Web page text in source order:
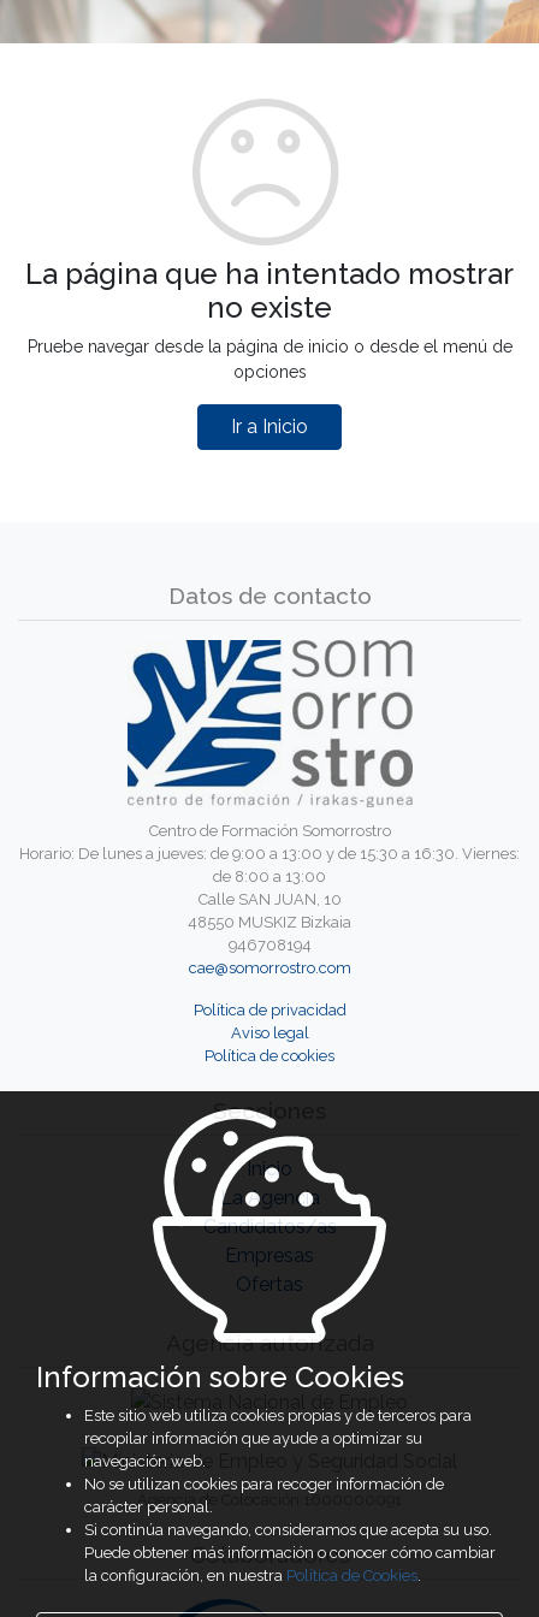
La página que ha intentado mostrar
no existe
Pruebe navegar desde la página de inicio o desde el menú de
opciones
Ir a Inicio
Datos de contacto
Centro de Formación Somorrostro
Horario: De lunes a jueves: de 9:00 a 13:00 y de 15:30 a 16:30. Viernes:
de 8:00 a 13:00
Calle SAN JUAN, 10
48550 MUSKIZ Bizkaia
946708194
cae@somorrostro.com
Política de privacidad
Aviso legal
Política de cookies
Secciones
Inicio
La Agencia
Candidatos/as
Empresas
Ofertas
Agencia autorizada
Agencia de Colocación 1600000091
Colaboradores
Información sobre Cookies
Este sitio web utiliza cookies propias y de terceros para
recopilar información que ayude a optimizar su
navegación web.
No se utilizan cookies para recoger información de
carácter personal.
Si continúa navegando, consideramos que acepta su uso.
Puede obtener más información o conocer cómo cambiar
la configuración, en nuestra Política de Cookies.